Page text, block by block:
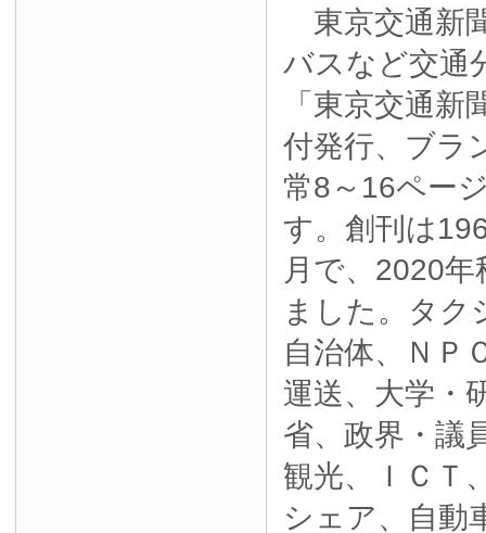
東京交通新
バスなど交通
「東京交通新
付発行、ブラ
常8～16ペー
す。創刊は
月で、2020
ました。タク
自治体、ＮＰ
運送、大学・
省、政界・議
観光、ＩＣＴ
シェア、自動